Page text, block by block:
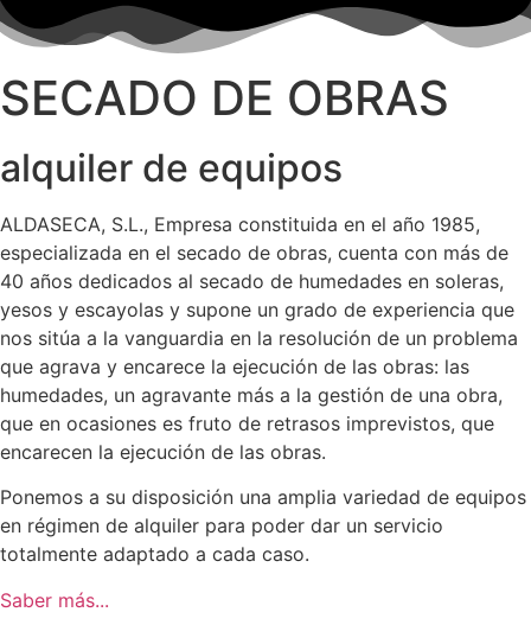
SECADO DE OBRAS
alquiler de equipos
ALDASECA, S.L., Empresa constituida en el año 1985,
especializada en el secado de obras, cuenta con más de
40 años dedicados al secado de humedades en soleras,
yesos y escayolas y supone un grado de experiencia que
nos sitúa a la vanguardia en la resolución de un problema
que agrava y encarece la ejecución de las obras: las
humedades, un agravante más a la gestión de una obra,
que en ocasiones es fruto de retrasos imprevistos, que
encarecen la ejecución de las obras.
Ponemos a su disposición una amplia variedad de equipos
en régimen de alquiler para poder dar un servicio
totalmente adaptado a cada caso.
Saber más...